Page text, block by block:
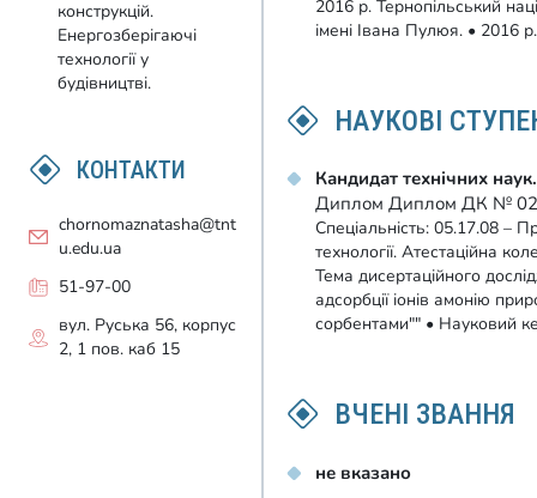
конструкцій.
Енергозберігаючі
технології у
будівництві.
КОНТАКТИ
chornomaznatasha@tnt
u.edu.ua
51-97-00
вул. Руська 56, корпус
2, 1 пов. каб 15
2016 р. Тернопільський
імені Івана Пулюя. • 2016 р.
НАУКОВІ
Кандидат технічних
Диплом Диплом ДК №
Спеціальність: 05.17.08 –
технології. Атестаційна
Тема дисертаційного
адсорбції іонів амонію
сорбентами"" • Науковий
ВЧЕНІ ЗВАННЯ
не вказано